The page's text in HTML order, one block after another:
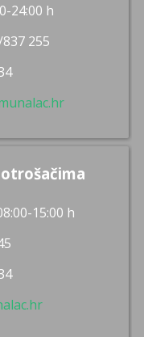
24:00 h
255
15:00 h